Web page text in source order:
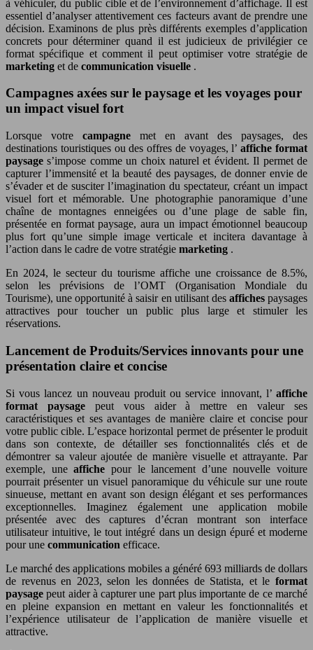
à véhiculer, du public cible et de l’environnement d’affichage. Il est
essentiel d’analyser attentivement ces facteurs avant de prendre une
décision. Examinons de plus près différents exemples d’application
concrets pour déterminer quand il est judicieux de privilégier ce
format spécifique et comment il peut optimiser votre stratégie de
marketing et de communication visuelle .
Campagnes axées sur le paysage et les voyages pour
un impact visuel fort
Lorsque votre campagne met en avant des paysages, des
destinations touristiques ou des offres de voyages, l’affiche format
paysages’impose comme un choix naturel et évident. Il permet de
capturer l’immensité et la beauté des paysages, de donner envie de
s’évader et de susciter l’imagination du spectateur, créant un impact
visuel fort et mémorable. Une photographie panoramique d’une
chaîne de montagnes enneigées ou d’une plage de sable fin,
présentée en format paysage, aura un impact émotionnel beaucoup
plus fort qu’une simple image verticale et incitera davantage à
l’action dans le cadre de votre stratégie marketing .
En 2024, le secteur du tourisme affiche une croissance de 8.5%,
selon les prévisions de l’OMT (Organisation Mondiale du
Tourisme), une opportunité à saisir en utilisant des affichespaysages
attractives pour toucher un public plus large et stimuler les
réservations.
Lancement de Produits/Services innovants pour une
présentation claire et concise
Si vous lancez un nouveau produit ou service innovant, l’ affiche
format paysage peut vous aider à mettre en valeur ses
caractéristiques et ses avantages de manière claire et concise pour
votre public cible. L’espace horizontal permet de présenter le produit
dans son contexte, de détailler ses fonctionnalités clés et de
démontrer sa valeur ajoutée de manière visuelle et attrayante. Par
exemple, uneaffiche pour le lancement d’une nouvelle voiture
pourrait présenter un visuel panoramique du véhicule sur une route
sinueuse, mettant en avant son design élégant et ses performances
exceptionnelles. Imaginez également une application mobile
présentée avec des captures d’écran montrant son interface
utilisateur intuitive, le tout intégré dans un design épuré et moderne
pour une communication efficace.
Le marché des applications mobiles a généré 693 milliards de dollars
de revenus en 2023, selon les données de Statista, et le format
paysagepeut aider à capturer une part plus importante de ce marché
en pleine expansion en mettant en valeur les fonctionnalités et
l’expérience utilisateur de l’application de manière visuelle et
attractive.